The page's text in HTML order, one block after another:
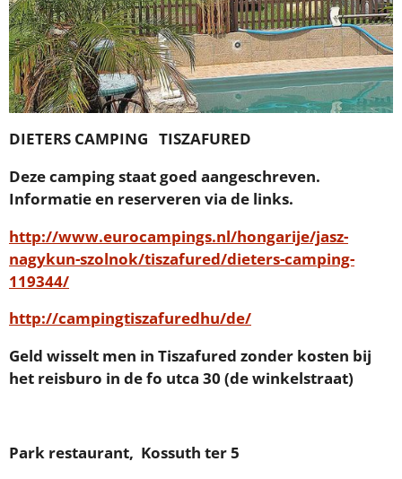
DIETERS CAMPING TISZAFURED
Deze camping staat goed aangeschreven.
Informatie en reserveren via de links.
http://www.eurocampings.nl/hongarije/jasz-
nagykun-szolnok/tiszafured/dieters-camping-
119344/
http://campingtiszafuredhu/de/
Geld wisselt men in Tiszafured zonder kosten bij
het reisburo in de fo utca 30 (de winkelstraat)
Park restaurant, Kossuth ter 5